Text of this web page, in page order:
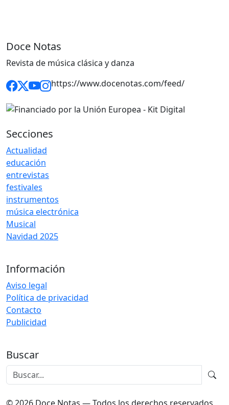
Doce Notas
Revista de música clásica y danza
https://www.docenotas.com/feed/
Secciones
Actualidad
educación
entrevistas
festivales
instrumentos
música electrónica
Musical
Navidad 2025
Información
Aviso legal
Política de privacidad
Contacto
Publicidad
Buscar